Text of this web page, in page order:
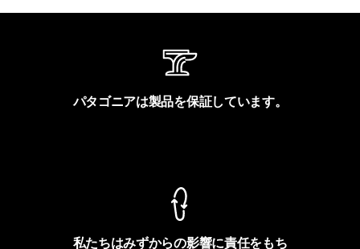
パタゴニアは製品を保証しています。
私たちはみずからの影響に責任をもち